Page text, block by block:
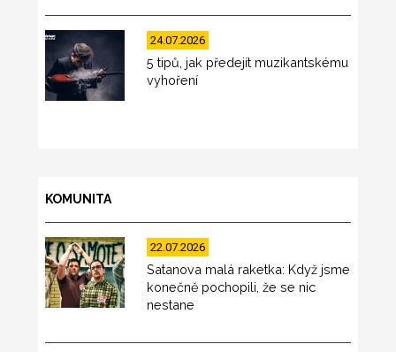
24.07.2026
5 tipů, jak předejít muzikantskému
vyhoření
KOMUNITA
22.07.2026
Satanova malá raketka: Když jsme
konečně pochopili, že se nic
nestane